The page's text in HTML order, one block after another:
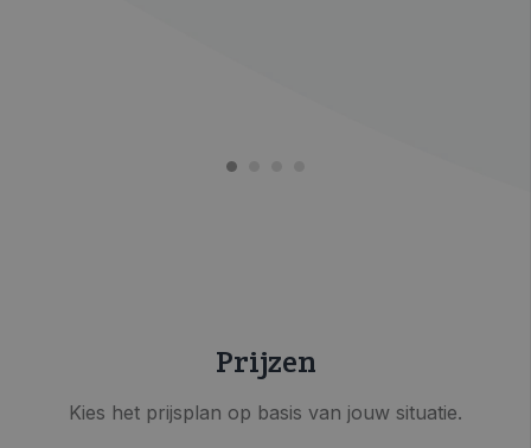
Prijzen
Kies het prijsplan op basis van jouw situatie.